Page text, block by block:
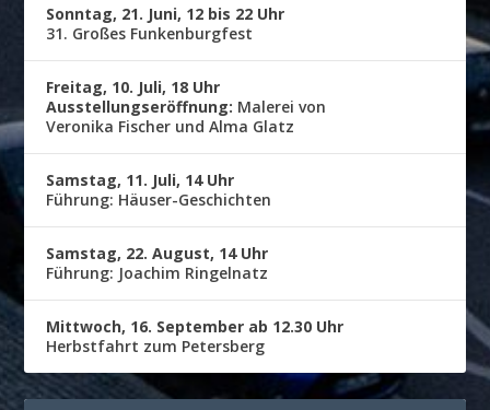
Sonntag, 21. Juni, 12 bis 22 Uhr
31. Großes Funkenburgfest
Freitag, 10. Juli, 18 Uhr
Ausstellungseröffnung: Malerei von
Veronika Fischer und Alma Glatz
Samstag, 11. Juli, 14 Uhr
Führung: Häuser-Geschichten
Samstag, 22. August, 14 Uhr
Führung: Joachim Ringelnatz
Mittwoch, 16. September ab 12.30 Uhr
Herbstfahrt zum Petersberg